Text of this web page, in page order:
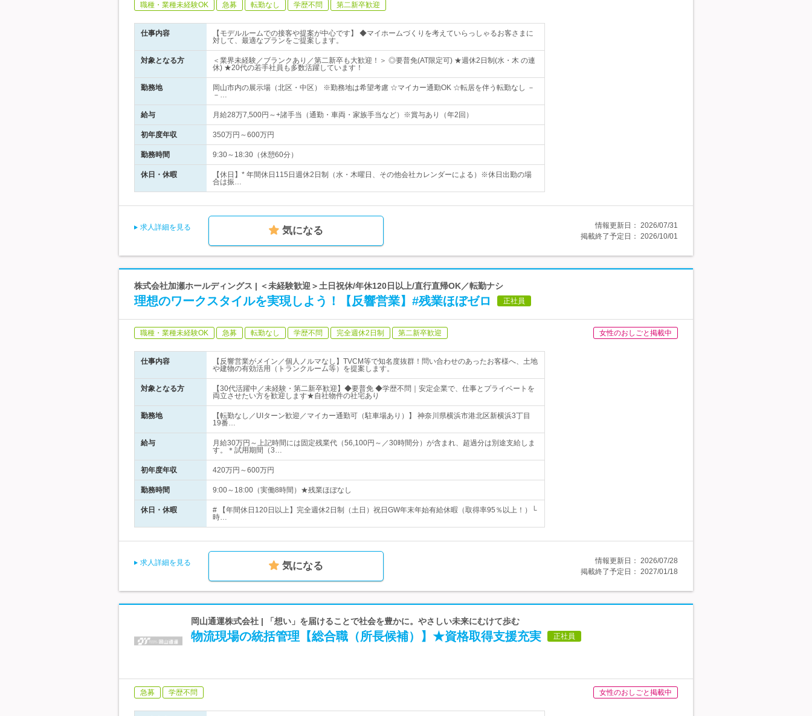
職種・業種未経験OK 急募 転勤なし 学歴不問 第二新卒歓迎
仕事内容
【モデルルームでの接客や提案が中心です】 ◆マイホームづくりを考えていらっしゃるお客さまに
対して、最適なプランをご提案します。
対象となる方
＜業界未経験／ブランクあり／第二新卒も大歓迎！＞ ◎要普免(AT限定可) ★週休2日制(水・木 の連
休) ★20代の若手社員も多数活躍しています！
勤務地
岡山市内の展示場（北区・中区） ※勤務地は希望考慮 ☆マイカー通勤OK ☆転居を伴う転勤なし －
－…
給与 月給28万7,500円～+諸手当（通勤・車両・家族手当など）※賞与あり（年2回）
初年度年収 350万円～600万円
勤務時間 9:30～18:30（休憩60分）
休日・休暇
【休日】* 年間休日115日週休2日制（水・木曜日、その他会社カレンダーによる）※休日出勤の場
合は振…
求人詳細を見る 気になる 情報更新日： 2026/07/31
掲載終了予定日： 2026/10/01
株式会社加瀬ホールディングス | ＜未経験歓迎＞土日祝休/年休120日以上/直行直帰OK／転勤ナシ
理想のワークスタイルを実現しよう！【反響営業】#残業ほぼゼロ 正社員
職種・業種未経験OK 急募 転勤なし 学歴不問 完全週休2日制 第二新卒歓迎 女性のおしごと掲載中
仕事内容
【反響営業がメイン／個人ノルマなし】TVCM等で知名度抜群！問い合わせのあったお客様へ、土地
や建物の有効活用（トランクルーム等）を提案します。
対象となる方
【30代活躍中／未経験・第二新卒歓迎】◆要普免 ◆学歴不問｜安定企業で、仕事とプライベートを
両立させたい方を歓迎します★自社物件の社宅あり
勤務地
【転勤なし／UIターン歓迎／マイカー通勤可（駐車場あり）】 神奈川県横浜市港北区新横浜3丁目
19番…
給与
月給30万円～上記時間には固定残業代（56,100円～／30時間分）が含まれ、超過分は別途支給しま
す。＊試用期間（3…
初年度年収 420万円～600万円
勤務時間 9:00～18:00（実働8時間）★残業ほぼなし
休日・休暇
# 【年間休日120日以上】完全週休2日制（土日）祝日GW年末年始有給休暇（取得率95％以上！）└
時…
求人詳細を見る 気になる 情報更新日： 2026/07/28
掲載終了予定日： 2027/01/18
岡山通運株式会社 | 「想い」を届けることで社会を豊かに。やさしい未来にむけて歩む
物流現場の統括管理【総合職（所長候補）】★資格取得支援充実 正社員
急募 学歴不問 女性のおしごと掲載中